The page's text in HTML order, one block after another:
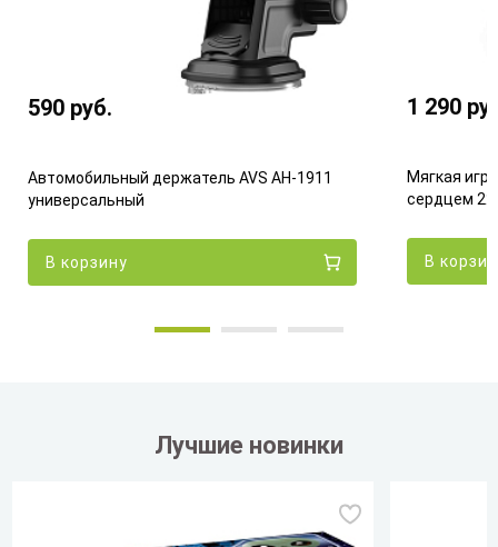
590 руб.
Автомобильный держатель AVS AH-1911
универсальный
В корзину
1 290
Мягкая
сердцем 22
В
Лучшие новинки